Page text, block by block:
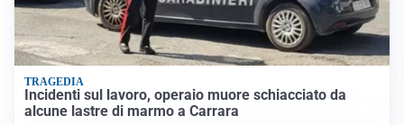
TRAGEDIA
Incidenti sul lavoro, operaio muore schiacciato da
alcune lastre di marmo a Carrara